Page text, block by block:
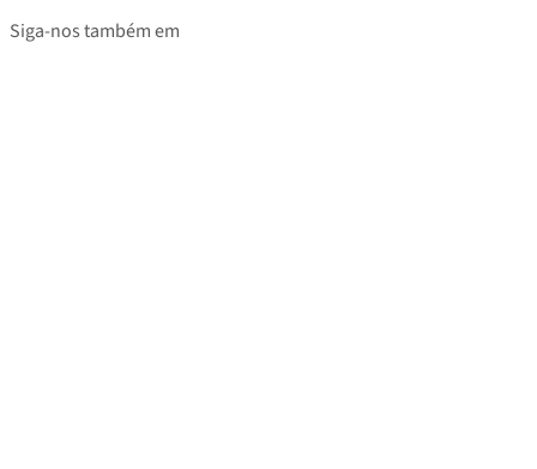
Siga-nos também em